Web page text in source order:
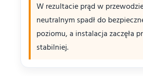
W rezultacie prąd w
neutralnym spadł do
poziomu, a instalacja zaczęła
stabilniej.